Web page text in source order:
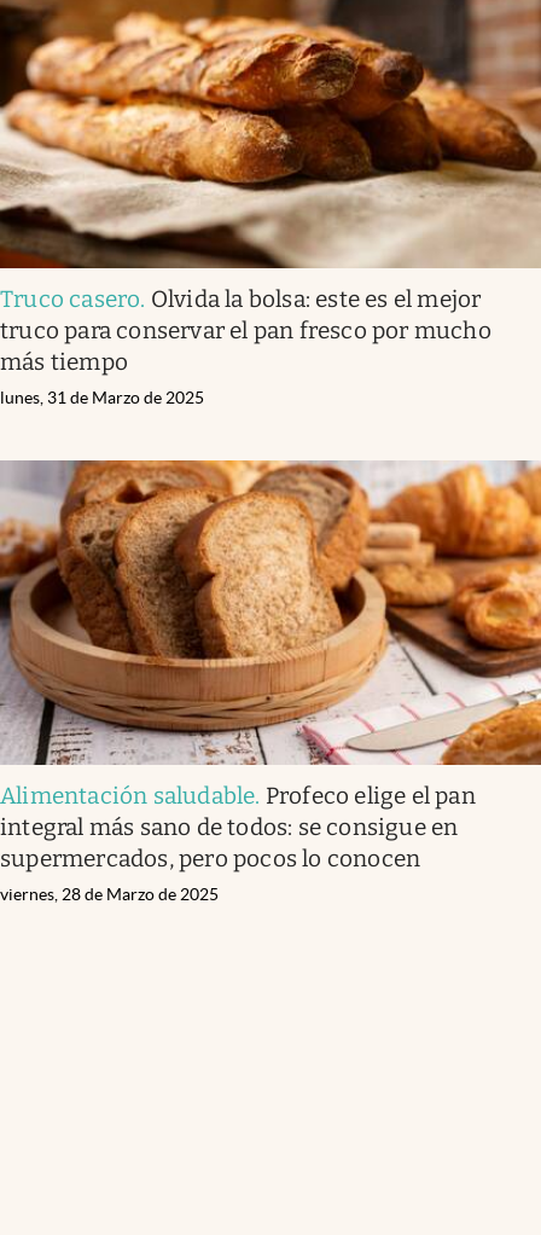
Truco casero. Olvida la bolsa: este es el mejor
truco para conservar el pan fresco por mucho
más tiempo
lunes, 31 de Marzo de 2025
Alimentación saludable. Profeco elige el pan
integral más sano de todos: se consigue en
supermercados, pero pocos lo conocen
viernes, 28 de Marzo de 2025